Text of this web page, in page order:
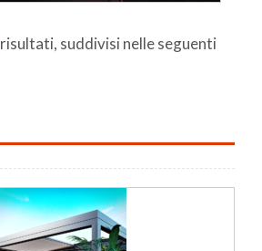
risultati, suddivisi nelle seguenti